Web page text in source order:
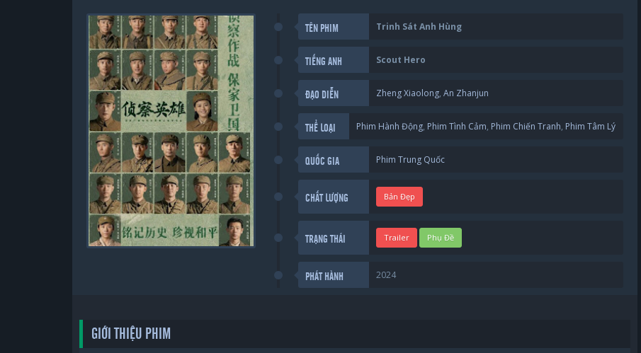
TÊN PHIM Trinh Sát Anh Hùng
TIẾNG ANH Scout Hero
ĐẠO DIỄN Zheng Xiaolong,An Zhanjun
THỂ LOẠI Phim Hành Động, Phim Tình Cảm, Phim Chiến Tranh, Phim Tâm Lý
QUỐC GIA Phim Trung Quốc
CHẤT LƯỢNG Bản Đẹp
TRẠNG THÁI Trailer Phụ Đề
PHÁT HÀNH 2024
GIỚI THIỆU PHIM